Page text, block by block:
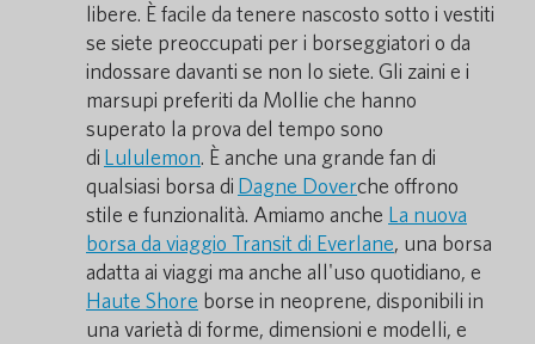
libere. È facile da tenere nascosto sotto i vestiti
se siete preoccupati per i borseggiatori o da
indossare davanti se non lo siete. Gli zaini e i
marsupi preferiti da Mollie che hanno
superato la prova del tempo sono
di Lululemon. È anche una grande fan di
qualsiasi borsa di Dagne Doverche offrono
stile e funzionalità. Amiamo anche La nuova
borsa da viaggio Transit di Everlane, una borsa
adatta ai viaggi ma anche all'uso quotidiano, e
Haute Shore borse in neoprene, disponibili in
una varietà di forme, dimensioni e modelli, e